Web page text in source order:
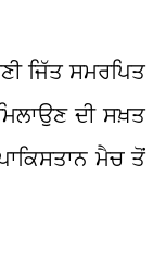
ਜਿੱਤ ਸਮਰਪਿਤ
ਦੀ ਸਖ਼ਤ
ਮੈਚ ਤੋਂ